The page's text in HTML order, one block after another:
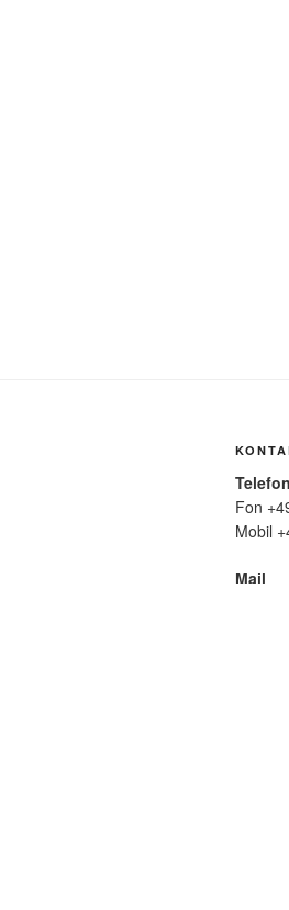
Telefon
Fon
Mobil
Mail